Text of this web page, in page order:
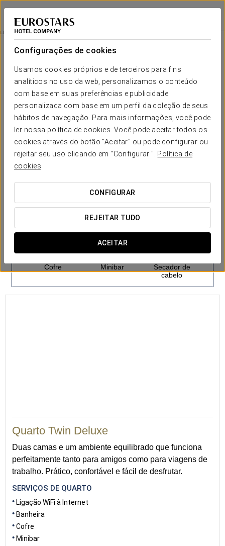
Configurações de cookies
Usamos cookies próprios e de terceiros para fins
analíticos no uso da web, personalizamos o conteúdo
com base em suas preferências e publicidade
personalizada com base em um perfil da coleção de seus
hábitos de navegação. Para mais informações, você pode
ler nossa política de cookies. Você pode aceitar todos os
cookies através do botão "Aceitar" ou pode configurar ou
rejeitar seu uso clicando em "Configurar ". Política de
cookies
CONFIGURAR
REJEITAR TUDO
ACEITAR
Crisol Almirante
FERROL
Quartos
Quartos
O conforto e descanso que
necessita
Os 98 quartos do Crisol Almirante foram concebidos como
espaços funcionais e equilibrados, onde asimplicidade
contemporânease combina com uma atmosfera serena. Cada
tipologia responde a diferentes formas de viajar, mantendo
sempre a mesma essência: conforto discreto, design clean e
uma experiência orientada para o descanso em pleno ambiente
SERVIÇOS EM DESTAQUE
Quartos
Cofre Minibar
Secador de
cabelo
Quarto Twin Deluxe
Duas camas e um ambiente equilibrado que funciona
perfeitamente tanto para amigos como para viagens de
trabalho. Prático, confortável e fácil de desfrutar.
SERVIÇOS DE QUARTO
Ligação WiFi à Internet
Banheira
Cofre
Minibar